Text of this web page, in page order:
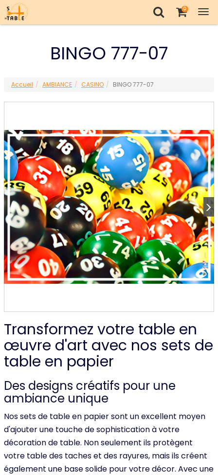
0
BINGO 777-07
Accueil AMBIANCE CASINO BINGO 777-07
Transformez votre table en
œuvre d'art avec nos sets de
table en papier
Des designs créatifs pour une
ambiance unique
Nos sets de table en papier sont un excellent moyen
d'ajouter une touche de sophistication à votre
décoration de table. Non seulement ils protègent
votre table des taches et des rayures, mais ils créent
également une base solide pour votre décor. Avec une